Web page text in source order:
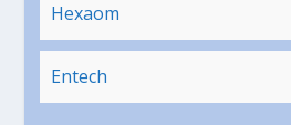
Hexaom
Entech